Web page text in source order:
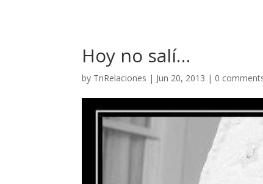
Hoy no salí…
by TnRelaciones | Jun 20, 2013 | 0